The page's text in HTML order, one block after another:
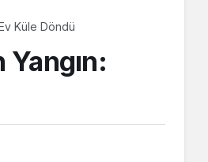
Küle Döndü
Yangın: